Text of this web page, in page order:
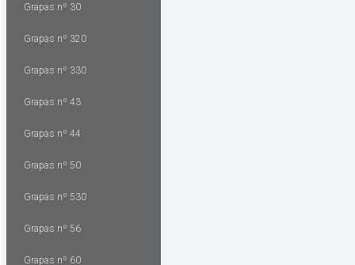
Grapas nº 30
Grapas nº 320
Grapas nº 330
Grapas nº 43
Grapas nº 44
Grapas nº 50
Grapas nº 530
Grapas nº 56
Grapas nº 60